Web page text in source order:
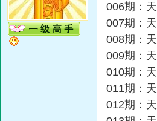
006期：
007期：
008期：
009期：
010期：
011期：
012期：